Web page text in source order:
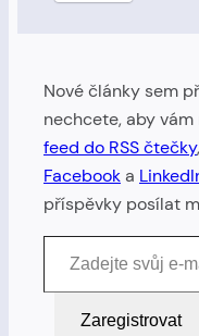
Nové články sem
nechcete, aby
feed do RSS čtečky
Facebooka
příspěvky posílat
Zadejte svůj e-mail…
Zaregistrovat